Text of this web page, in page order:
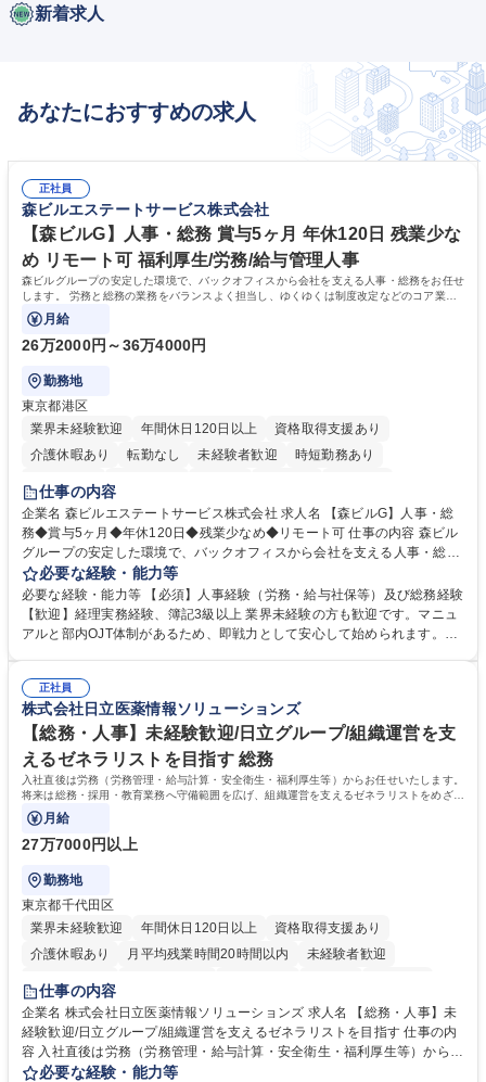
新着求人
あなたにおすすめの求人
正社員
森ビルエステートサービス株式会社
【森ビルG】人事・総務 賞与5ヶ月 年休120日 残業少な
め リモート可 福利厚生/労務/給与管理人事
森ビルグループの安定した環境で、バックオフィスから会社を支える人事・総務をお任せ
します。 労務と総務の業務をバランスよく担当し、ゆくゆくは制度改定などのコア業務
にも挑戦できる、やりがいある環境です。
月給
26万2000円～36万4000円
勤務地
東京都港区
業界未経験歓迎
年間休日120日以上
資格取得支援あり
介護休暇あり
転勤なし 未経験者歓迎
時短勤務あり
経験者歓迎
完全週休2日制
交通費支給 長期歓迎 駅近5分以内 土日祝休み
仕事の内容
企業名 森ビルエステートサービス株式会社 求人名 【森ビルG】人事・総
務◆賞与5ヶ月◆年休120日◆残業少なめ◆リモート可 仕事の内容 森ビル
グループの安定した環境で、バックオフィスから会社を支える人事・総務
をお任せします。 労務と総務の業務をバランスよく担当し、ゆくゆくは制
度改定などのコア業務にも挑戦できる、やりがいある環境です。 ■勤怠管
理、給与計算、社会保険手続き、年末調整等の労務管理全般 ■入退社手続
き、社内規定の改定や人事制度改定などのコア業務 ■社内イベントの企画
でも質問・相談できる環境が整っているため、安心して成長できます。 募
集職種 【森ビルG】人事・総務◆賞与5ヶ月◆年休120日◆残業少なめ◆
リモート可
必要な経験・能力等
必要な経験・能力等 【必須】人事経験（労務・給与社保等）及び総務経験
【歓迎】経理実務経験、簿記3級以上 業界未経験の方も歓迎です。マニュ
アルと部内OJT体制があるため、即戦力として安心して始められます。
務に挑戦できるため、自身の成長と組織への貢献度をダイレクトに実感で
きます。 残業少なめ、週1日リモート可など、ワークライフバランスを保
ち長期活躍できる環境です。 「これまでの幅広い経験を活かし、長期的な
キャリアを築きたい」という前向きな意欲と挑戦を全力で応援します。 学
歴・資格 学歴：大学院 大学 高専 短大 専修学校 高校 語学力： 資格：日商
簿記検定1級 日商簿記検定2級 日商簿記検定3級
正社員
株式会社日立医薬情報ソリューションズ
【総務・人事】未経験歓迎/日立グループ/組織運営を支
えるゼネラリストを目指す 総務
入社直後は労務（労務管理・給与計算・安全衛生・福利厚生等）からお任せいたします。
将来は総務・採用・教育業務へ守備範囲を広げ、組織運営を支えるゼネラリストをめざせ
ます。
月給
27万7000円以上
勤務地
東京都千代田区
業界未経験歓迎
年間休日120日以上
資格取得支援あり
介護休暇あり
月平均残業時間20時間以内
未経験者歓迎
住宅手当あり
育休あり
完全週休2日制 交通費支給 土日祝休み 寮・社宅あり
仕事の内容
企業名 株式会社日立医薬情報ソリューションズ 求人名 【総務・人事】未
経験歓迎/日立グループ/組織運営を支えるゼネラリストを目指す 仕事の内
容 入社直後は労務（労務管理・給与計算・安全衛生・福利厚生等）からお
任せいたします。将来は総務・採用・教育業務へ守備範囲を広げ、組織運
必要な経験・能力等